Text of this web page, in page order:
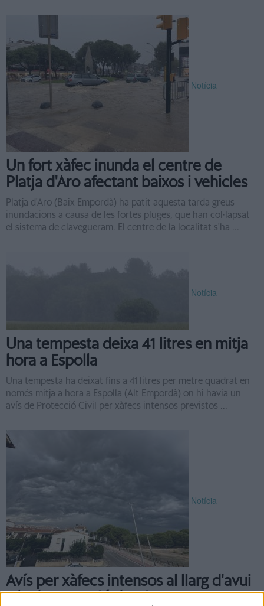
Notícia
Un fort xàfec inunda el centre de
Platja d'Aro afectant baixos i vehicles
Platja d'Aro (Baix Empordà) ha patit aquesta tarda greus
inundacions a causa de les fortes pluges, que han col·lapsat
el sistema de clavegueram. El centre de la localitat s'ha ...
Notícia
Una tempesta deixa 41 litres en mitja
hora a Espolla
Una tempesta ha deixat fins a 41 litres per metre quadrat en
només mitja a hora a Espolla (Alt Empordà) on hi havia un
avís de Protecció Civil per xàfecs intensos previstos ...
Notícia
Avís per xàfecs intensos al llarg d'avui
a la demarcació de Girona